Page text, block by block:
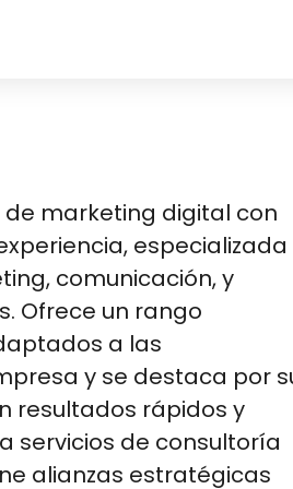
de marketing digital con
especializada
comunicación, y
Ofrece un rango
a las
y se destaca por
resultados rápidos y
servicios de consultoría
alianzas estratégicas